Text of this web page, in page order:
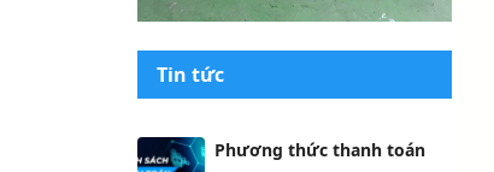
Tin tức
Phương thức thanh toán